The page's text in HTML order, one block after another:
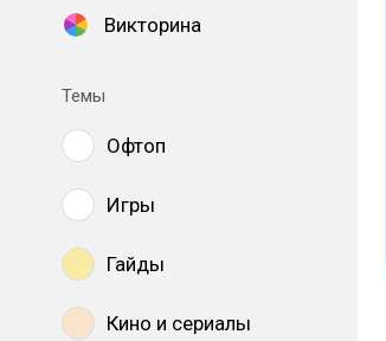
Викторина
Темы
Офтоп
Игры
Гайды
Кино и сериалы